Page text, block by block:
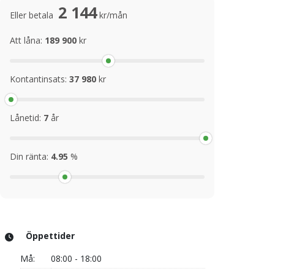
Eller betala 2 144kr/mån
Att låna: 189 900 kr
Kontantinsats: 37 980 kr
Lånetid: 7 år
Din ränta: 4.95 %
Öppettider
Må:
08:00 - 18:00